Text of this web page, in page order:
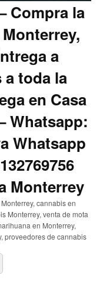
Compra la
a
toda la
en Casa
Whatsapp:
Whatsapp
Monterrey
cannabis en
Monterrey, venta de mota
en Monterrey,
proveedores de cannabis